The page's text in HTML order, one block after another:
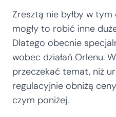
Zresztą nie byłby w
mogły to robić inne
Dlatego obecnie
wobec działań Orlenu.
przeczekać temat, niż
regulacyjnie obniżą
czym poniżej.